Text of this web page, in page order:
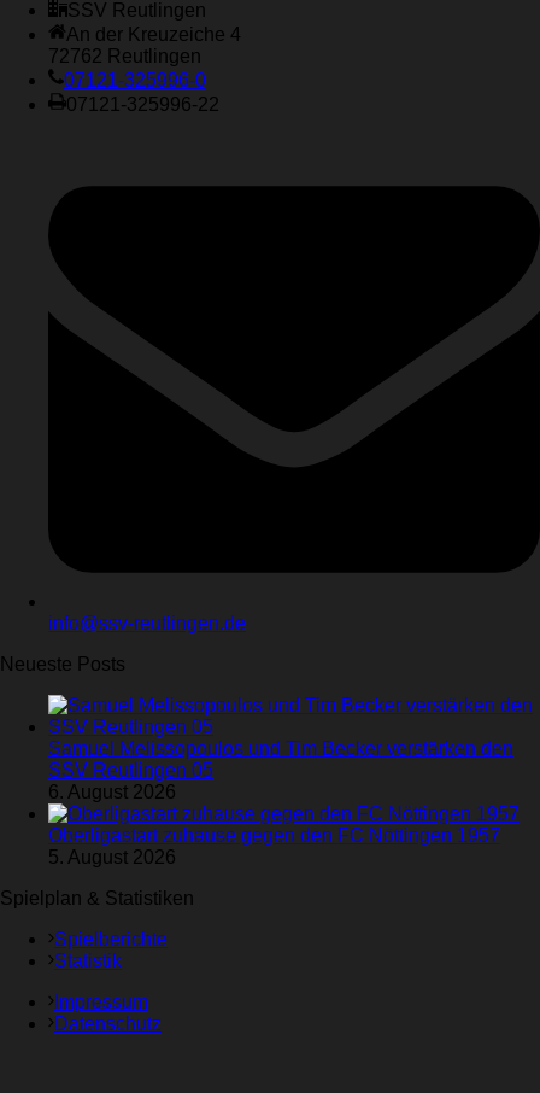
SSV Reutlingen
An der Kreuzeiche 4
72762 Reutlingen
07121-325996-0
07121-325996-22
info@ssv-reutlingen.de
Neueste Posts
Samuel Melissopoulos und Tim Becker verstärken den
SSV Reutlingen 05
6. August 2026
Oberligastart zuhause gegen den FC Nöttingen 1957
5. August 2026
Spielplan & Statistiken
Spielberichte
Statistik
Impressum
Datenschutz